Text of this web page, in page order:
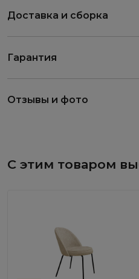
Доставка и сборка
Гарантия
Отзывы и фото
С этим товаром